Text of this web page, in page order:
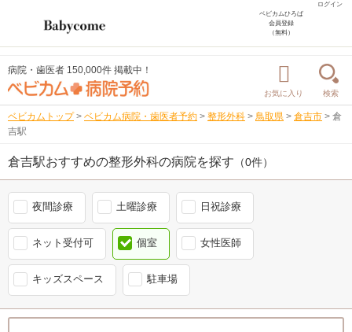
ログイン
ベビカムひろば
会員登録
（無料）
病院・歯医者 150,000件 掲載中！
お気に入り 検索
ベビカムトップ > ベビカム病院・歯医者予約 > 整形外科 > 鳥取県 > 倉吉市 > 倉
吉駅
倉吉駅おすすめの整形外科の病院を探す （0件）
夜間診療 土曜診療 日祝診療
ネット受付可 個室 女性医師
キッズスペース 駐車場